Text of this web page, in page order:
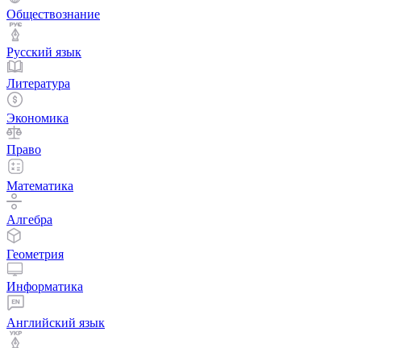
Обществознание
Русский язык
Литература
Экономика
Право
Математика
Алгебра
Геометрия
Информатика
Английский язык